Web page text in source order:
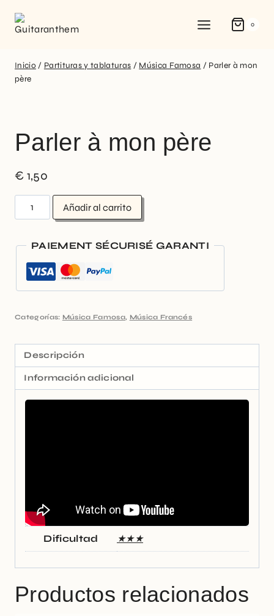
0
Inicio / Partituras y tablaturas / Música Famosa / Parler à mon
père
Parler à mon père
€ 1,50
Añadir al carrito
PAIEMENT SÉCURISÉ GARANTI
Categorías: Música Famosa, Música Francés
Descripción
Información adicional
Dificultad ★★★
Productos relacionados